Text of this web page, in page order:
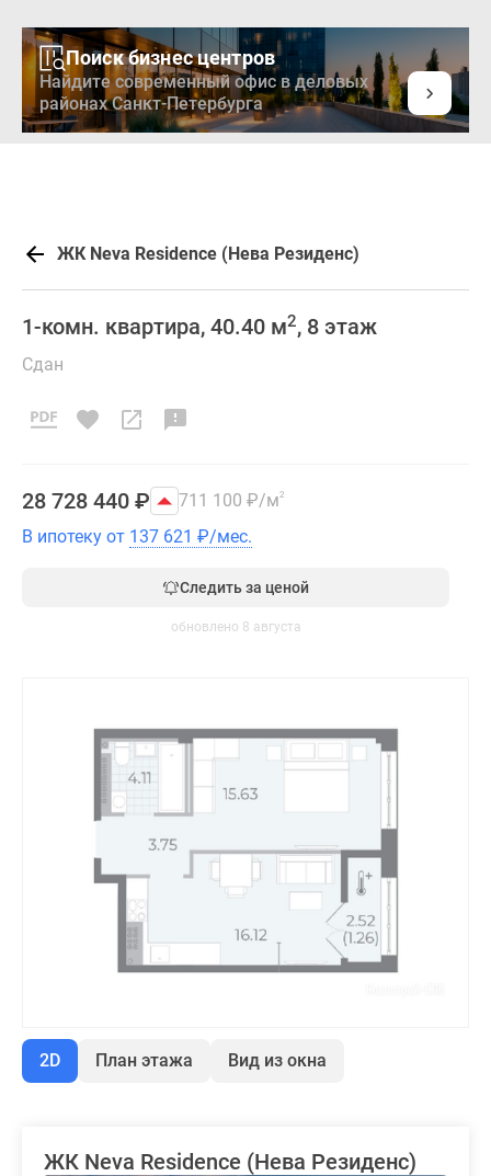
Поиск бизнес центров
Найдите современный офис в деловых
районах Санкт-Петербурга
ЖК Neva Residence (Нева Резиденс)
1-комн. квартира, 40.40 м2, 8 этаж
Сдан
28 728 440 ₽ 711 100 ₽/м2
В ипотеку от 137 621 ₽/мес.
Следить за ценой
обновлено 8 августа
2D План этажа Вид из окна
ЖК Neva Residence (Нева Резиденс)